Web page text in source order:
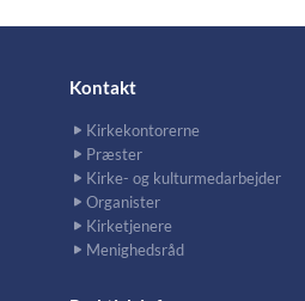
Kontakt
Kirkekontorerne
Præster
Kirke- og kulturmedarbejder
Organister
Kirketjenere
Menighedsråd